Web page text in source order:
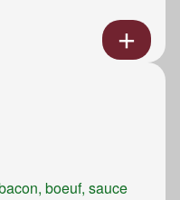
boeuf, sauce